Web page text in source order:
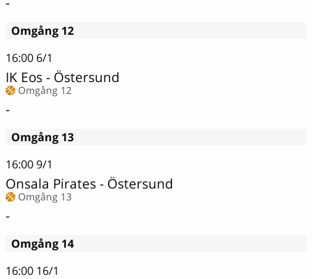
Omgång 12
16:00 6/1
IK Eos - Östersund
Omgång 12
-
Omgång 13
16:009/1
Onsala Pirates - Östersund
Omgång 13
-
Omgång 14
16:00 16/1